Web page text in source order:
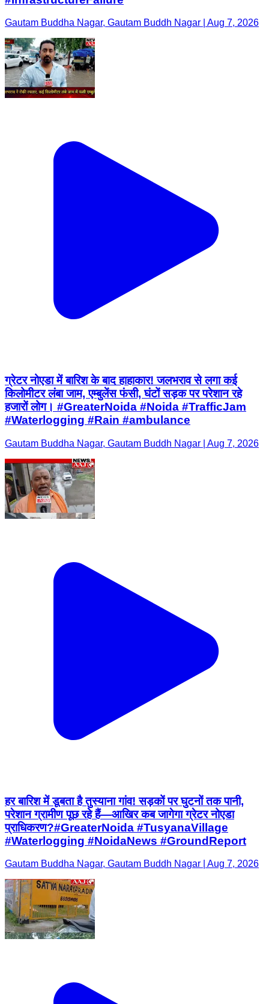
Gautam Buddha Nagar, Gautam Buddh Nagar | Aug 7, 2026
ग्रेटर नोएडा में बारिश के बाद हाहाकार! जलभराव से लगा कई
किलोमीटर लंबा जाम, एम्बुलेंस फंसी, घंटों सड़क पर परेशान रहे
हजारों लोग। #GreaterNoida #Noida #TrafficJam
#Waterlogging #Rain #ambulance
Gautam Buddha Nagar, Gautam Buddh Nagar | Aug 7, 2026
हर बारिश में डूबता है तुस्याना गांव! सड़कों पर घुटनों तक पानी,
परेशान ग्रामीण पूछ रहे हैं—आखिर कब जागेगा ग्रेटर नोएडा
प्राधिकरण?#GreaterNoida #TusyanaVillage
#Waterlogging #NoidaNews #GroundReport
Gautam Buddha Nagar, Gautam Buddh Nagar | Aug 7, 2026